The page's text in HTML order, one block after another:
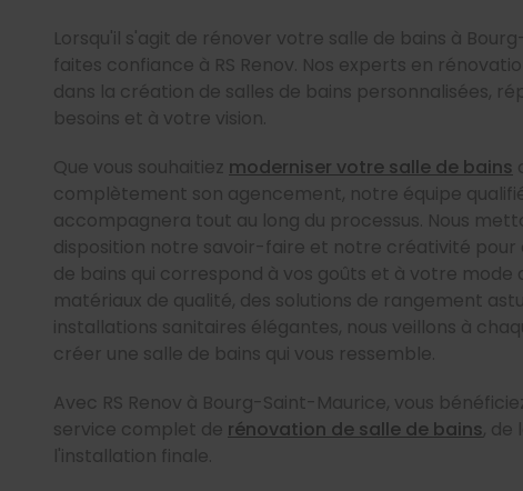
Lorsqu'il s'agit de rénover votre salle de bains à
faites confiance à RS Renov. Nos experts en
dans la création de salles de bains personnalisées,
besoins et à votre vision.
Que vous souhaitiez moderniser votre salle de bains
complètement son agencement, notre équipe
accompagnera tout au long du processus. Nous
disposition notre savoir-faire et notre créativité pour
de bains qui correspond à vos goûts et à votre mode
matériaux de qualité, des solutions de rangement
installations sanitaires élégantes, nous veillons à
créer une salle de bains qui vous ressemble.
Avec RS Renov à Bourg-Saint-Maurice, vous
service complet de rénovation de salle de bains, de
l'installation finale.